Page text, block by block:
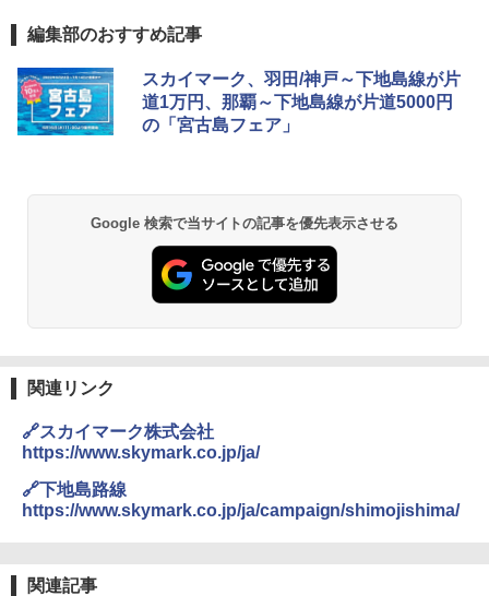
編集部のおすすめ記事
スカイマーク、羽田/神戸～下地島線が片
道1万円、那覇～下地島線が片道5000円
の「宮古島フェア」
Google 検索で当サイトの記事を優先表示させる
関連リンク
🔗スカイマーク株式会社
https://www.skymark.co.jp/ja/
🔗下地島路線
https://www.skymark.co.jp/ja/campaign/shimojishima/
関連記事